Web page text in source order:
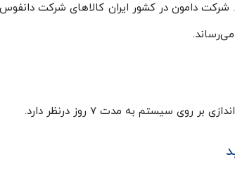
دامون در کشور ایران کالاهای شرکت دانفوس
سیستم به مدت ۷ روز درنظر دارد.